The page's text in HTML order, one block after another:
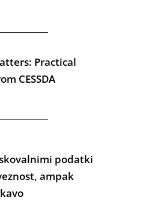
Practical
CESSDA
podatki
ampak